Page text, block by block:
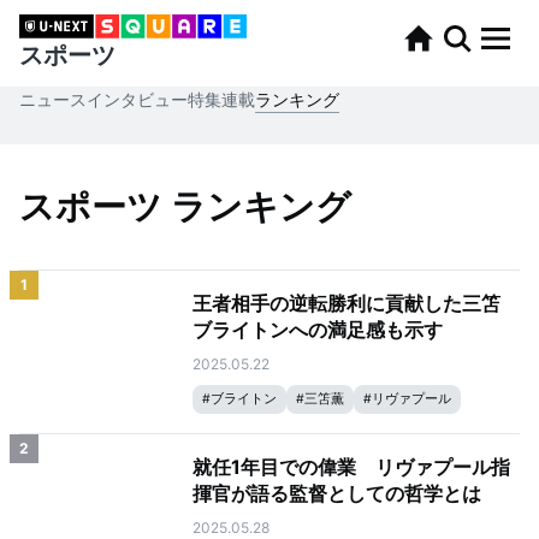
スポーツ
ニュースインタビュー特集連載ランキング
スポーツ ランキング
1
王者相手の逆転勝利に貢献した三笘
ブライトンへの満足感も示す
2025.05.22
#ブライトン #三笘薫 #リヴァプール
2
就任1年目での偉業 リヴァプール指
揮官が語る監督としての哲学とは
2025.05.28